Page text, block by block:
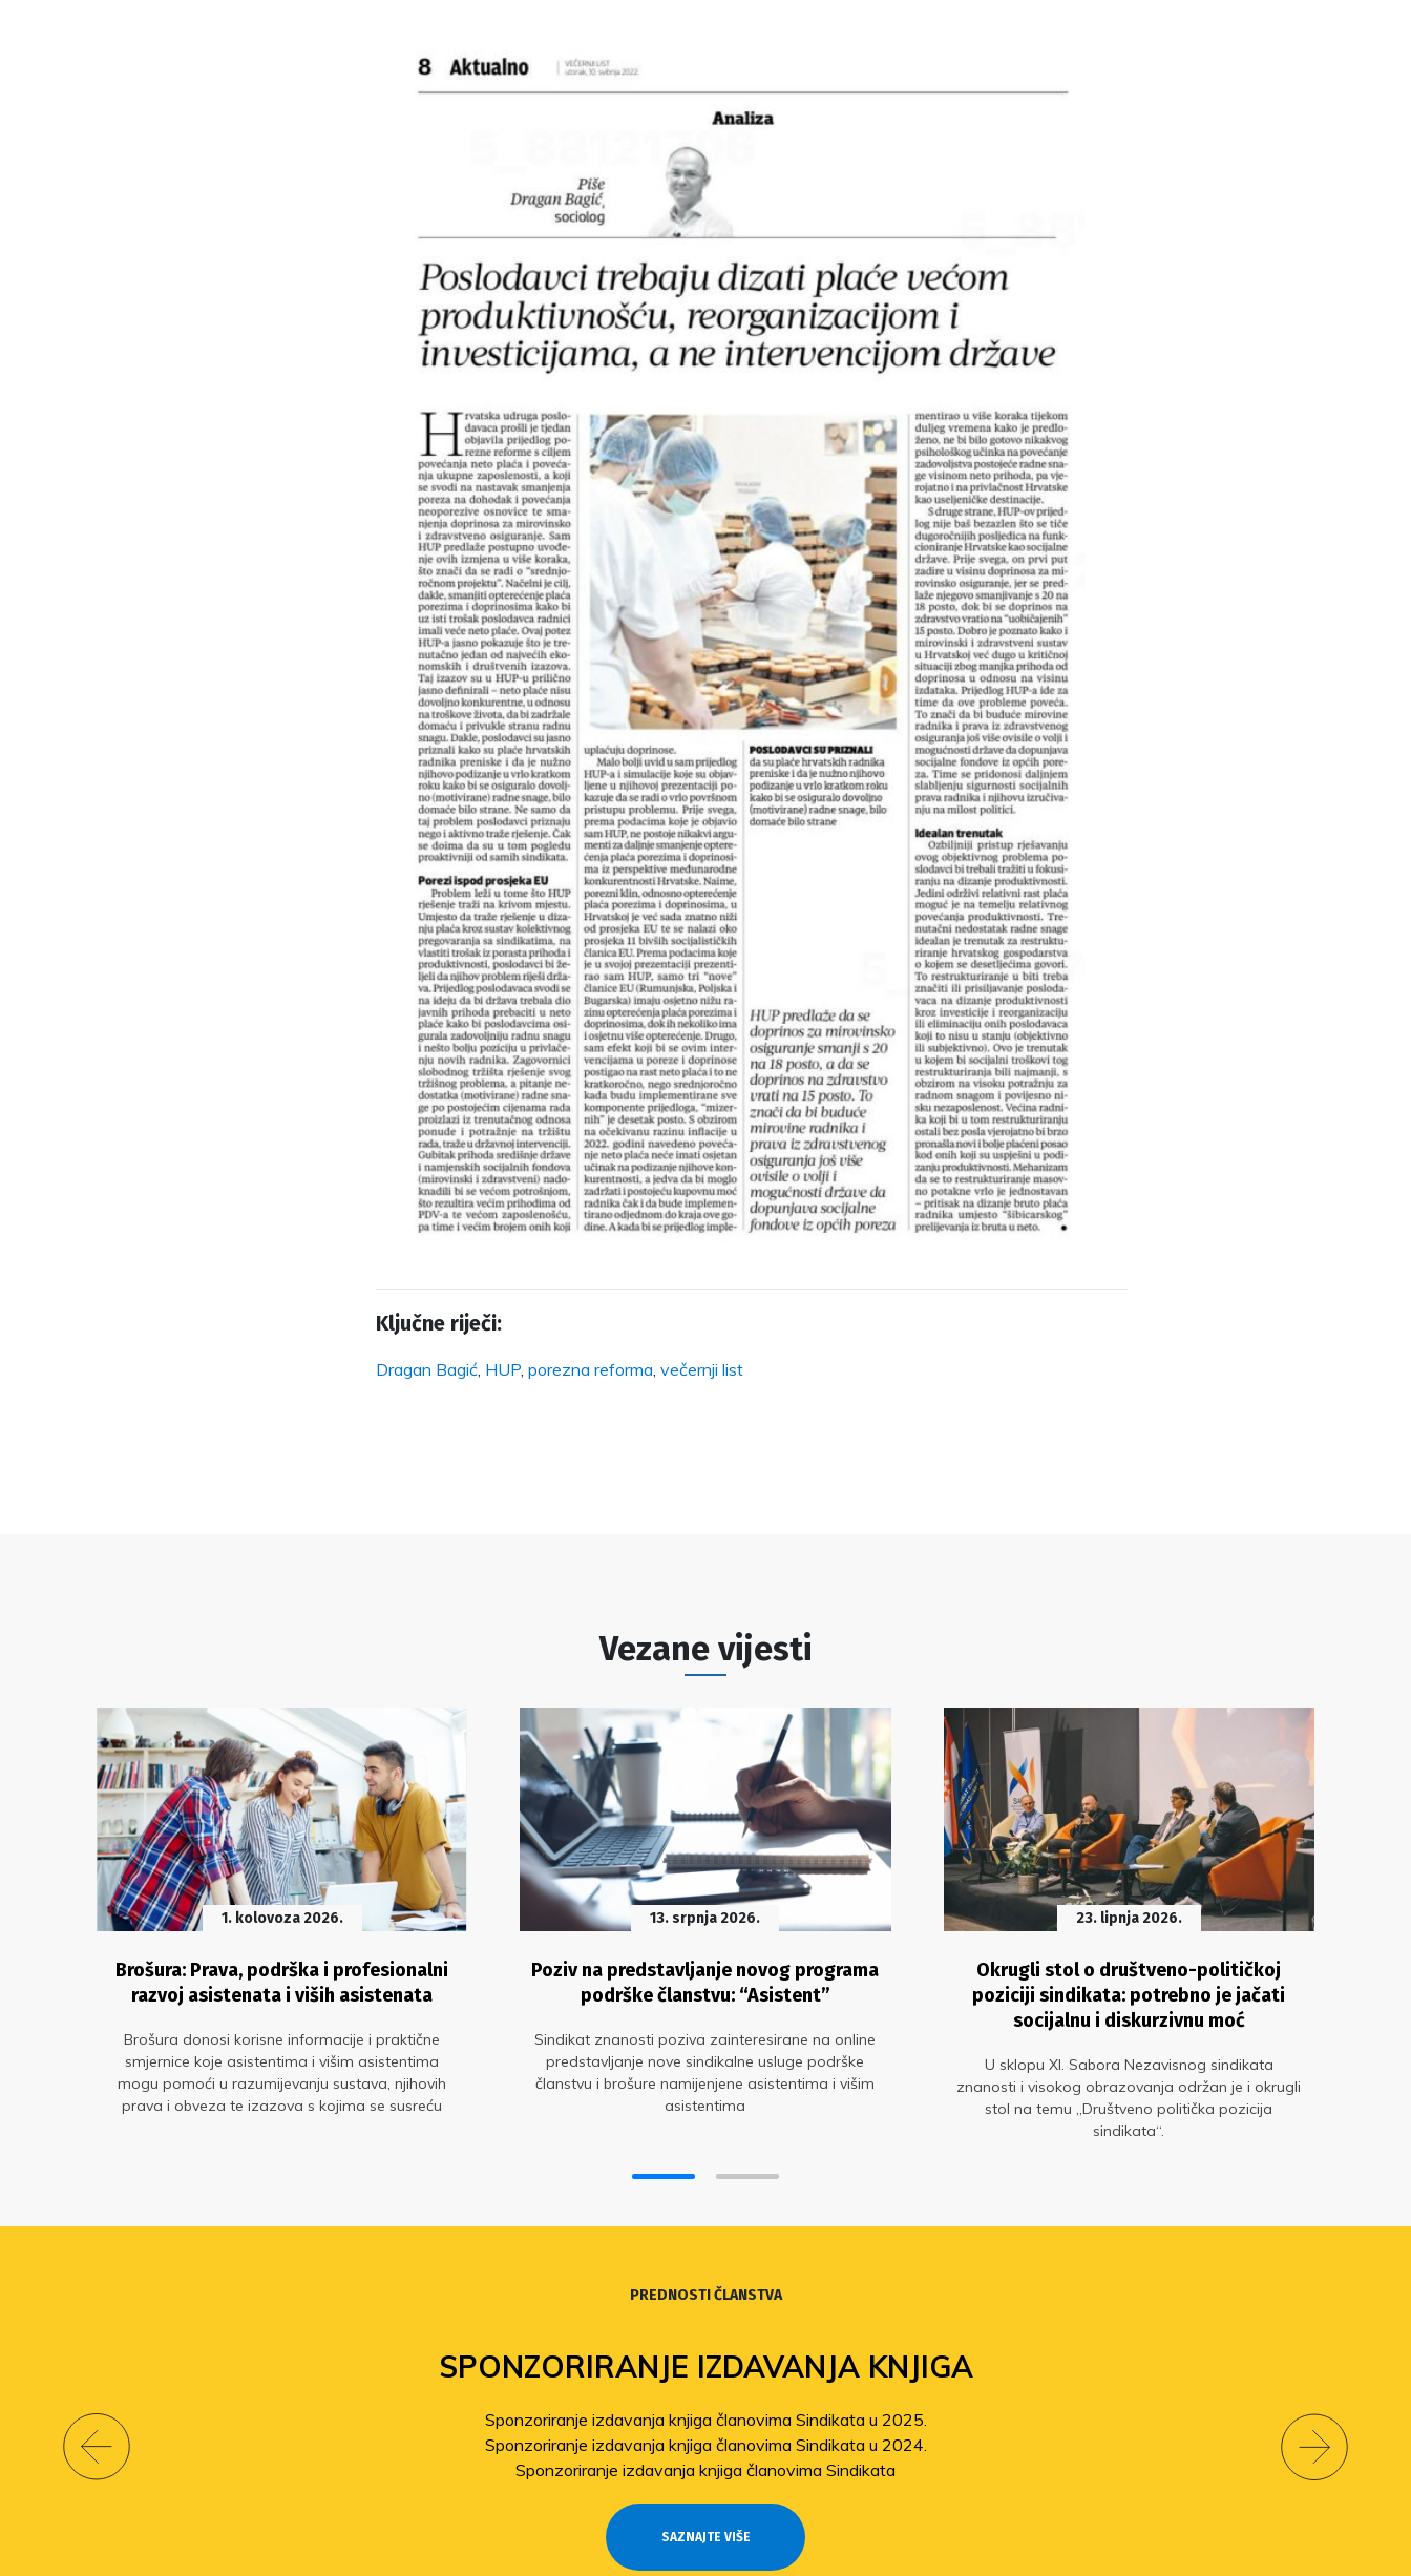
Ključne riječi:
Dragan Bagić, HUP, porezna reforma, večernji list
Vezane vijesti
1. kolovoza 2026.
Brošura: Prava, podrška i profesionalni
razvoj asistenata i viših asistenata
Brošura donosi korisne informacije i praktične
smjernice koje asistentima i višim asistentima
mogu pomoći u razumijevanju sustava, njihovih
prava i obveza te izazova s kojima se susreću
13. srpnja 2026.
Poziv na predstavljanje novog programa
podrške članstvu: “Asistent”
Sindikat znanosti poziva zainteresirane na online
predstavljanje nove sindikalne usluge podrške
članstvu i brošure namijenjene asistentima i višim
asistentima
23. lipnja 2026.
Okrugli stol o društveno-političkoj
poziciji sindikata: potrebno je jačati
socijalnu i diskurzivnu moć
U sklopu XI. Sabora Nezavisnog sindikata
znanosti i visokog obrazovanja održan je i okrugli
stol na temu „Društveno politička pozicija
sindikata“.
PREDNOSTI ČLANSTVA
SPONZORIRANJE IZDAVANJA KNJIGA
Sponzoriranje izdavanja knjiga članovima Sindikata u 2025.
Sponzoriranje izdavanja knjiga članovima Sindikata u 2024.
Sponzoriranje izdavanja knjiga članovima Sindikata
SAZNAJTE VIŠE